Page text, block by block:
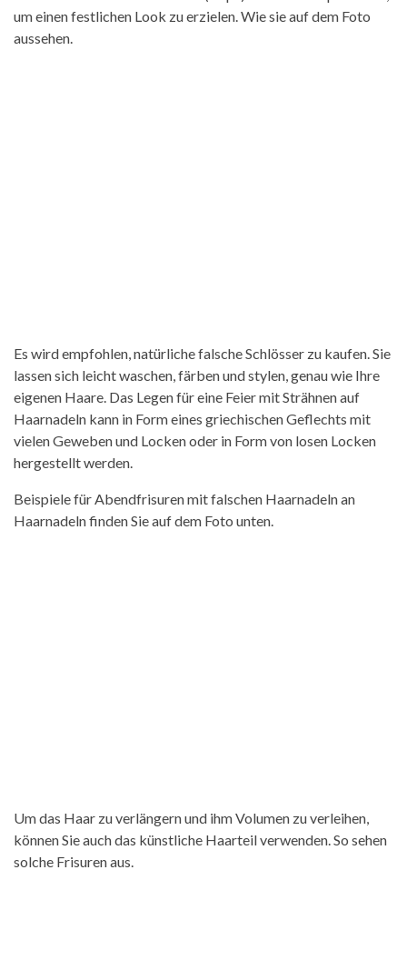
um einen festlichen Look zu erzielen. Wie sie auf dem Foto
aussehen.
Es wird empfohlen, natürliche falsche Schlösser zu kaufen. Sie
lassen sich leicht waschen, färben und stylen, genau wie Ihre
eigenen Haare. Das Legen für eine Feier mit Strähnen auf
Haarnadeln kann in Form eines griechischen Geflechts mit
vielen Geweben und Locken oder in Form von losen Locken
hergestellt werden.
Beispiele für Abendfrisuren mit falschen Haarnadeln an
Haarnadeln finden Sie auf dem Foto unten.
Um das Haar zu verlängern und ihm Volumen zu verleihen,
können Sie auch das künstliche Haarteil verwenden. So sehen
solche Frisuren aus.